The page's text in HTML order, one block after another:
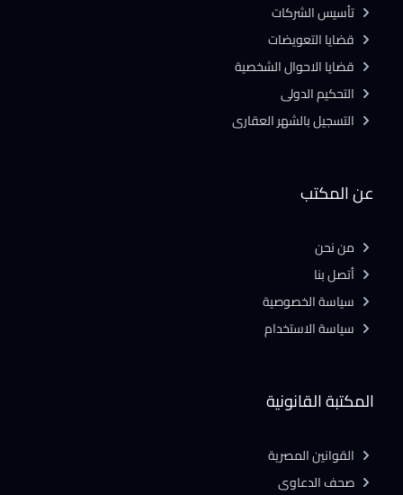
المكتبة القانونية
القوانين المصرية
صحف الدعاوى
عن المكتب
من نحن
أتصل بنا
سياسة الخصوصية
سياسة الاستخدام
تأسيس الشركات
قضايا التعويضات
قضايا الاحوال الشخصية
التحكيم الدولى
التسجيل بالشهر العقارى